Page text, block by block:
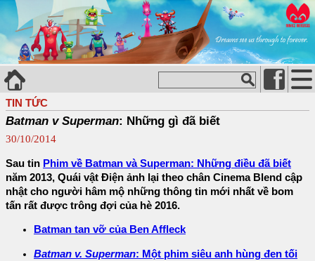
TIN TỨC
Batman v Superman: Những gì đã biết
30/10/2014
Sau tin Phim về Batman và Superman: Những điều đã biết
năm 2013, Quái vật Điện ảnh lại theo chân Cinema Blend cập
nhật cho người hâm mộ những thông tin mới nhất về bom
tấn rất được trông đợi của hè 2016.
Batman tan vỡ của Ben Affleck
Batman v. Superman: Một phim siêu anh hùng đen tối